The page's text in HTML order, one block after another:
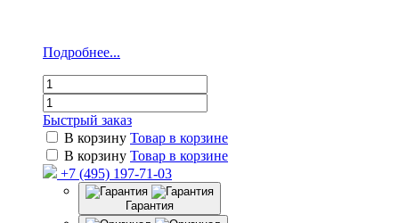
Подробнее...
Быстрый заказ
В корзину Товар в корзине
В корзину Товар в корзине
+7 (495) 197-71-03
Гарантия